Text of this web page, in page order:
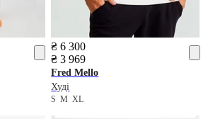
₴ 6 300
₴ 3 969
Fred Mello
Худі
SMXL